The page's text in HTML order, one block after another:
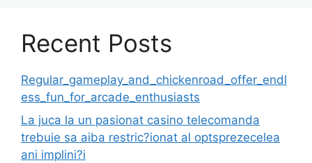
Recent Posts
Regular_gameplay_and_chickenroad_offer_endl
ess_fun_for_arcade_enthusiasts
La juca la un pasionat casino telecomanda
trebuie sa aiba restric?ionat al optsprezecelea
ani implini?i